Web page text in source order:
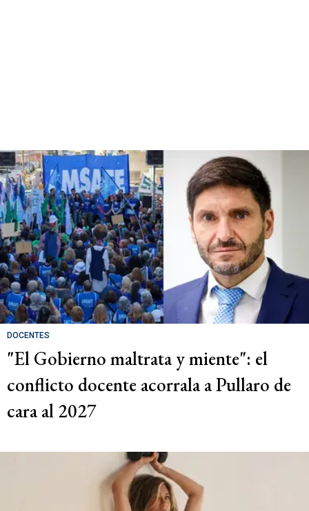
DOCENTES
"El Gobierno maltrata y miente": el
conflicto docente acorrala a Pullaro de
cara al 2027